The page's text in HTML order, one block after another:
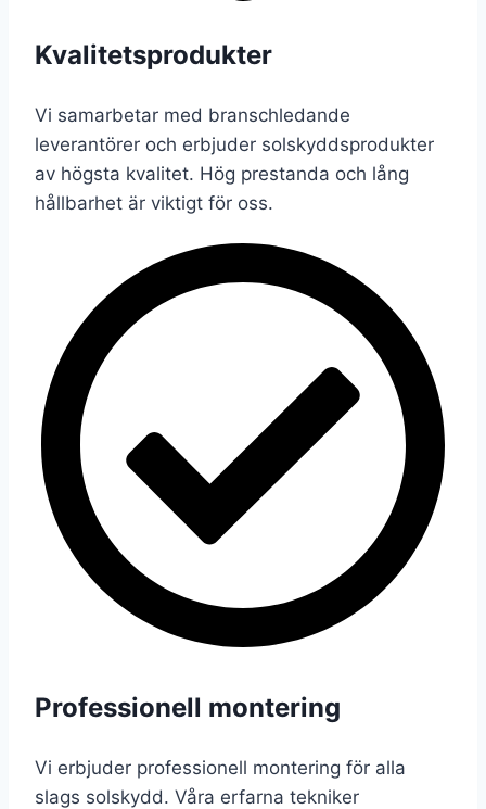
Kvalitetsprodukter
Vi samarbetar med branschledande
leverantörer och erbjuder solskyddsprodukter
av högsta kvalitet. Hög prestanda och lång
hållbarhet är viktigt för oss.
Professionell montering
Vi erbjuder professionell montering för alla
slags solskydd. Våra erfarna tekniker